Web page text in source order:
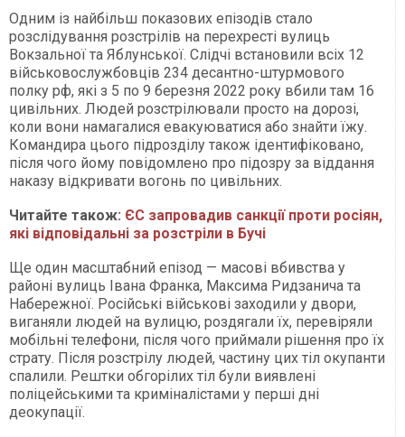
Одним із найбільш показових епізодів стало
розслідування розстрілів на перехресті вулиць
Вокзальної та Яблунської. Слідчі встановили всіх 12
військовослужбовців 234 десантно-штурмового
полку рф, які з 5 по 9 березня 2022 року вбили там 16
цивільних. Людей розстрілювали просто на дорозі,
коли вони намагалися евакуюватися або знайти їжу.
Командира цього підрозділу також ідентифіковано,
після чого йому повідомлено про підозру за віддання
наказу відкривати вогонь по цивільних.
Читайте також: ЄС запровадив санкції проти росіян,
які відповідальні за розстріли в Бучі
Ще один масштабний епізод — масові вбивства у
районі вулиць Івана Франка, Максима Ридзанича та
Набережної. Російські військові заходили у двори,
виганяли людей на вулицю, роздягали їх, перевіряли
мобільні телефони, після чого приймали рішення про їх
страту. Після розстрілу людей, частину цих тіл окупанти
спалили. Рештки обгорілих тіл були виявлені
поліцейськими та криміналістами у перші дні
деокупації.